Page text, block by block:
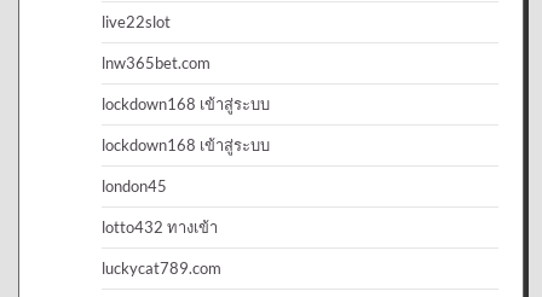
live22slot
lnw365bet.com
lockdown168 เข้าสู่ระบบ
lockdown168 เข้าสู่ระบบ
london45
lotto432 ทางเข้า
luckycat789.com